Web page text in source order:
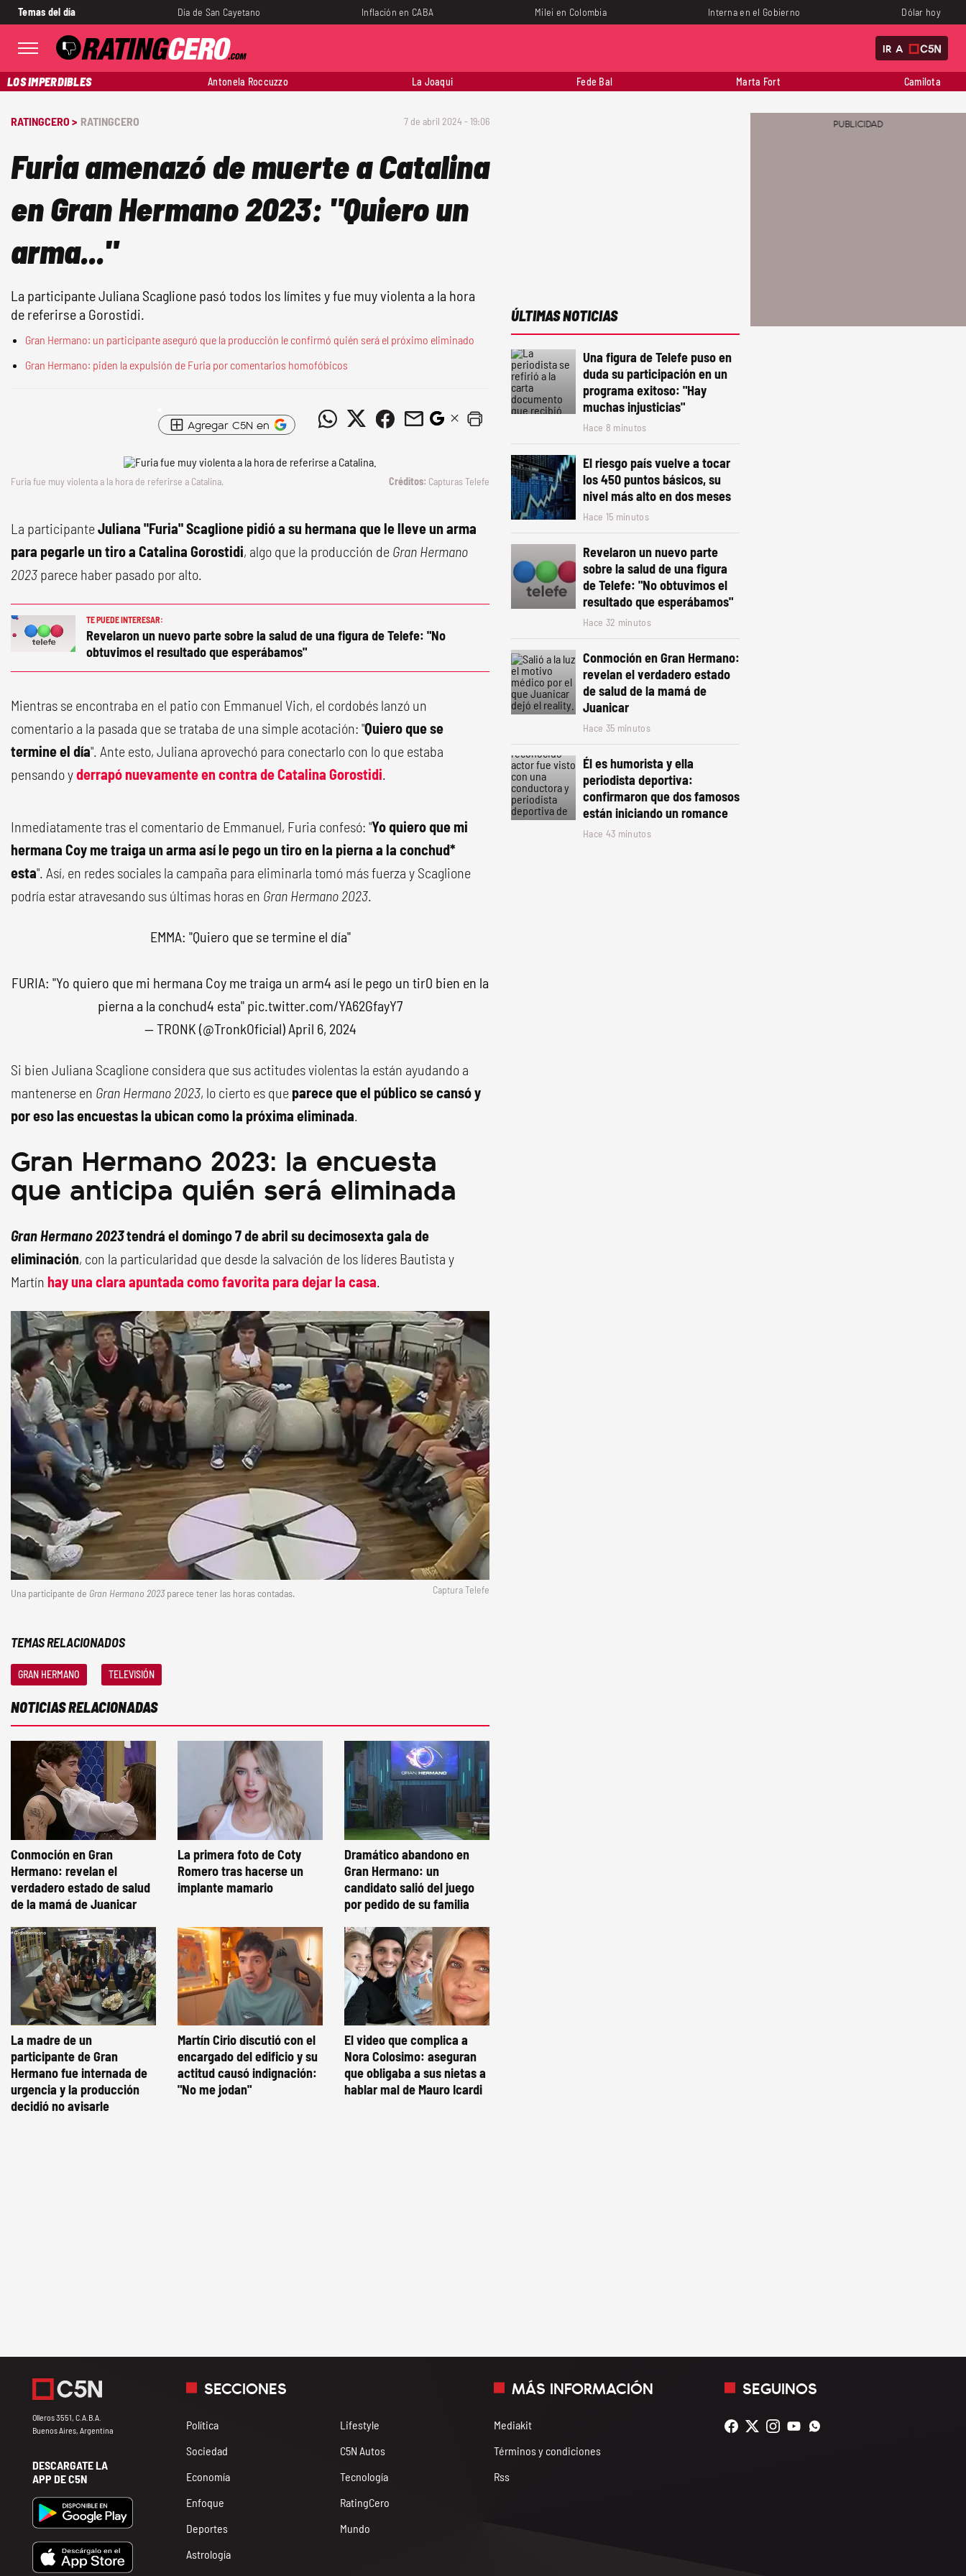
Temas del día Día de San Cayetano Inflación en CABA Milei en Colombia Interna en el Gobierno Dólar hoy
IR A
LOS IMPERDIBLES Antonela Roccuzzo La Joaqui Fede Bal Marta Fort Camilota
RATINGCERO > RATINGCERO 7 de abril 2024 - 19:06
Furia amenazó de muerte a Catalina
en Gran Hermano 2023: "Quiero un
arma..."
La participante Juliana Scaglione pasó todos los límites y fue muy violenta a la hora
de referirse a Gorostidi.
Gran Hermano: un participante aseguró que la producción le confirmó quién será el próximo eliminado
Gran Hermano: piden la expulsión de Furia por comentarios homofóbicos
Agregar C5N en
Furia fue muy violenta a la hora de referirse a Catalina. Capturas Telefe
La participanteJuliana "Furia" Scaglione pidió a su hermana que le lleve un arma
para pegarle un tiro a Catalina Gorostidi, algo que la producción de Gran Hermano
2023 parece haber pasado por alto.
TE PUEDE INTERESAR:
Revelaron un nuevo parte sobre la salud de una figura de Telefe: "No
obtuvimos el resultado que esperábamos"
Mientras se encontraba en el patio con Emmanuel Vich, el cordobés lanzó un
comentario a la pasada que se trataba de una simple acotación: "Quiero que se
termine el día". Ante esto, Juliana aprovechó para conectarlo con lo que estaba
pensando yderrapó nuevamente en contra de Catalina Gorostidi.
Inmediatamente tras el comentario de Emmanuel, Furia confesó: "Yo quiero que mi
hermana Coy me traiga un arma así le pego un tiro en la pierna a la conchud*
esta". Así, en redes sociales la campaña para eliminarla tomó más fuerza y Scaglione
podría estar atravesando sus últimas horas en Gran Hermano 2023.
EMMA: "Quiero que se termine el día"
FURIA: "Yo quiero que mi hermana Coy me traiga un arm4 así le pego un tir0 bien en la
pierna a la conchud4 esta" pic.twitter.com/YA62GfayY7
— TRONK (@TronkOficial)April 6, 2024
Si bien Juliana Scaglione considera que sus actitudes violentas la están ayudando a
mantenerse en Gran Hermano 2023, lo cierto es que parece que el público se cansó y
por eso las encuestas la ubican como la próxima eliminada.
Gran Hermano 2023: la encuesta
que anticipa quién será eliminada
Gran Hermano 2023tendrá el domingo 7 de abril su decimosexta gala de
eliminación, con la particularidad que desde la salvación de los líderes Bautista y
Martín hay una clara apuntada como favorita para dejar la casa.
Una participante de Gran Hermano 2023parece tener las horas contadas. Captura Telefe
TEMAS RELACIONADOS
GRAN HERMANO TELEVISIÓN
NOTICIAS RELACIONADAS
Conmoción en Gran
Hermano: revelan el
verdadero estado de salud
de la mamá de Juanicar
La primera foto de Coty
Romero tras hacerse un
implante mamario
Dramático abandono en
Gran Hermano: un
candidato salió del juego
por pedido de su familia
La madre de un
participante de Gran
Hermano fue internada de
urgencia y la producción
decidió no avisarle
Martín Cirio discutió con el
encargado del edificio y su
actitud causó indignación:
"No me jodan"
El video que complica a
Nora Colosimo: aseguran
que obligaba a sus nietas a
hablar mal de Mauro Icardi
ÚLTIMAS NOTICIAS
Una figura de Telefe puso en
duda su participación en un
programa exitoso: "Hay
muchas injusticias"
Hace 8 minutos
El riesgo país vuelve a tocar
los 450 puntos básicos, su
nivel más alto en dos meses
Hace 15 minutos
Revelaron un nuevo parte
sobre la salud de una figura
de Telefe: "No obtuvimos el
resultado que esperábamos"
Hace 32 minutos
Conmoción en Gran Hermano:
revelan el verdadero estado
de salud de la mamá de
Juanicar
Hace 35 minutos
Él es humorista y ella
periodista deportiva:
confirmaron que dos famosos
están iniciando un romance
Hace 43 minutos
Olleros 3551, C.A.B.A.
Buenos Aires, Argentina
DESCARGATE LA
APP DE C5N
SECCIONES
Política
Sociedad
Economía
Enfoque
Deportes
Astrología
Lifestyle
C5N Autos
Tecnología
RatingCero
Mundo
MÁS INFORMACIÓN
Mediakit
Términos y condiciones
Rss
SEGUINOS